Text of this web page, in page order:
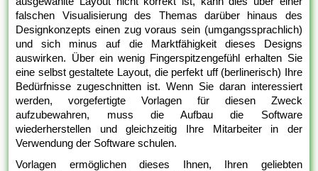
falschen Visualisierung des Themas darüber hinaus des
Designkonzepts einen zug voraus sein (umgangssprachlich)
und sich minus auf die Marktfähigkeit dieses Designs
auswirken. Über ein wenig Fingerspitzengefühl erhalten Sie
eine selbst gestaltete Layout, die perfekt uff (berlinerisch) Ihre
Bedürfnisse zugeschnitten ist. Wenn Sie daran interessiert
werden, vorgefertigte Vorlagen für diesen Zweck
aufzubewahren, muss die Aufbau die Software
wiederherstellen und gleichzeitig Ihre Mitarbeiter in der
Verwendung der Software schulen.
Vorlagen ermöglichen dieses Ihnen, Ihren geliebten